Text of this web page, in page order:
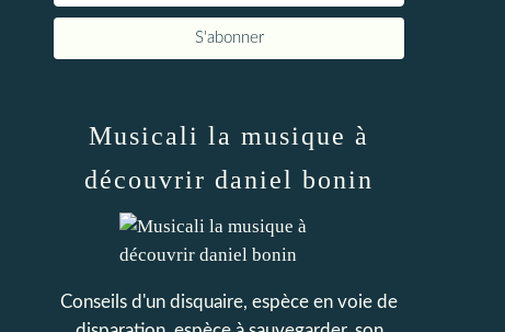
Musicali la musique à
découvrir daniel bonin
Conseils d'un disquaire, espèce en voie de